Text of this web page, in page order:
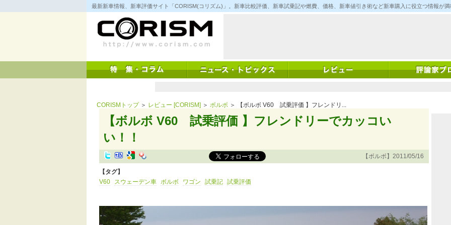
コ
ン
キ
ッ
最新新車情報、新車評価サイト「CORISM(コリズム)」。新車比較評価、新車試乗記や燃費、価格、新車値引き術など新車購入に役立つ情報が
CORISMトップ＞ レビュー [CORISM] ＞ ボルボ ＞ 【ボルボ V60 試乗評価 】フレンドリ...
【ボルボ V60 試乗評価 】フレンドリーでカッコい
い！！
【ボルボ】2011/05/16
【タグ】
V60
スウェーデン車 ボルボ ワゴン 試乗記 試乗評価